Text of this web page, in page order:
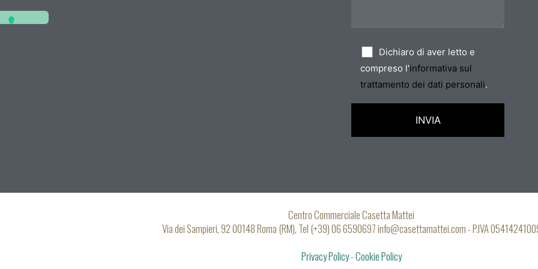
Dichiaro di aver letto e
compreso l'informativa sul
trattamento dei dati personali.
Centro Commerciale Casetta Mattei
Via dei Sampieri, 92 00148 Roma (RM), Tel (+39) 06 6590697 info@casettamattei.com - P.IVA
Privacy Policy-Cookie Policy